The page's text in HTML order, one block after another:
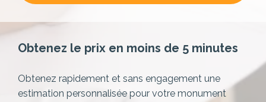
Obtenez le prix en moins de 5 minutes
Obtenez rapidement et sans engagement une
estimation personnalisée pour votre monument